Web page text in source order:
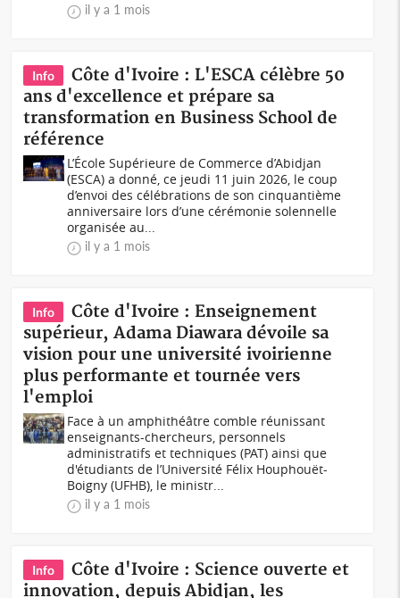
il y a 1 mois
Info
Côte d'Ivoire : L'ESCA célèbre 50
ans d'excellence et prépare sa
transformation en Business School de
référence
L’École Supérieure de Commerce d’Abidjan
(ESCA) a donné, ce jeudi 11 juin 2026, le coup
d’envoi des célébrations de son cinquantième
anniversaire lors d’une cérémonie solennelle
organisée au...
il y a 1 mois
Info
Côte d'Ivoire : Enseignement
supérieur, Adama Diawara dévoile sa
vision pour une université ivoirienne
plus performante et tournée vers
l'emploi
Face à un amphithéâtre comble réunissant
enseignants-chercheurs, personnels
administratifs et techniques (PAT) ainsi que
d'étudiants de l’Université Félix Houphouët-
Boigny (UFHB), le ministr...
il y a 1 mois
Info
Côte d'Ivoire : Science ouverte et
innovation, depuis Abidjan, les